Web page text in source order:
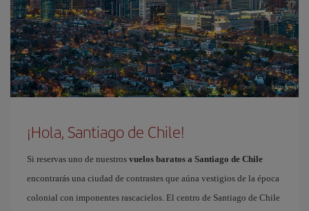
¡Hola, Santiago de Chile!
Si reservas uno de nuestros vuelos baratos a Santiago de Chile
encontrarás una ciudad de contrastes que aúna vestigios de la época
colonial con imponentes rascacielos. El centro de Santiago de Chile